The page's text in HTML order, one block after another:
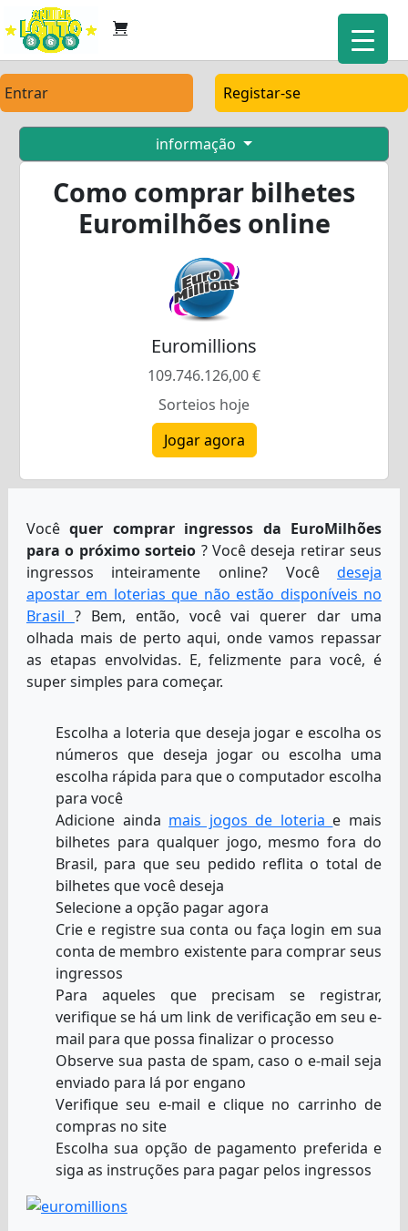
Entrar Registar-se
informação
Como comprar bilhetes
Euromilhões online
Euromillions
109.746.126,00 €
Sorteios hoje
Jogar agora
Vocêquer comprar ingressos da EuroMilhões
para o próximo sorteio ? Você deseja retirar seus
ingressos inteiramente online? Vocêdeseja
apostar em loterias que não estão disponíveis no
Brasil ? Bem, então, você vai querer dar uma
olhada mais de perto aqui, onde vamos repassar
as etapas envolvidas. E, felizmente para você, é
super simples para começar.
Escolha a loteria que deseja jogar e escolha os
números que deseja jogar ou escolha uma
escolha rápida para que o computador escolha
para você
Adicione ainda mais jogos de loteria e mais
bilhetes para qualquer jogo, mesmo fora do
Brasil, para que seu pedido reflita o total de
bilhetes que você deseja
Selecione a opção pagar agora
Crie e registre sua conta ou faça login em sua
conta de membro existente para comprar seus
ingressos
Para aqueles que precisam se registrar,
verifique se há um link de verificação em seu e-
mail para que possa finalizar o processo
Observe sua pasta de spam, caso o e-mail seja
enviado para lá por engano
Verifique seu e-mail e clique no carrinho de
compras no site
Escolha sua opção de pagamento preferida e
siga as instruções para pagar pelos ingressos